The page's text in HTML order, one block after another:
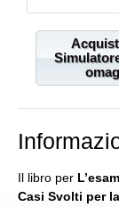
Il libro per
Casi Svolti per